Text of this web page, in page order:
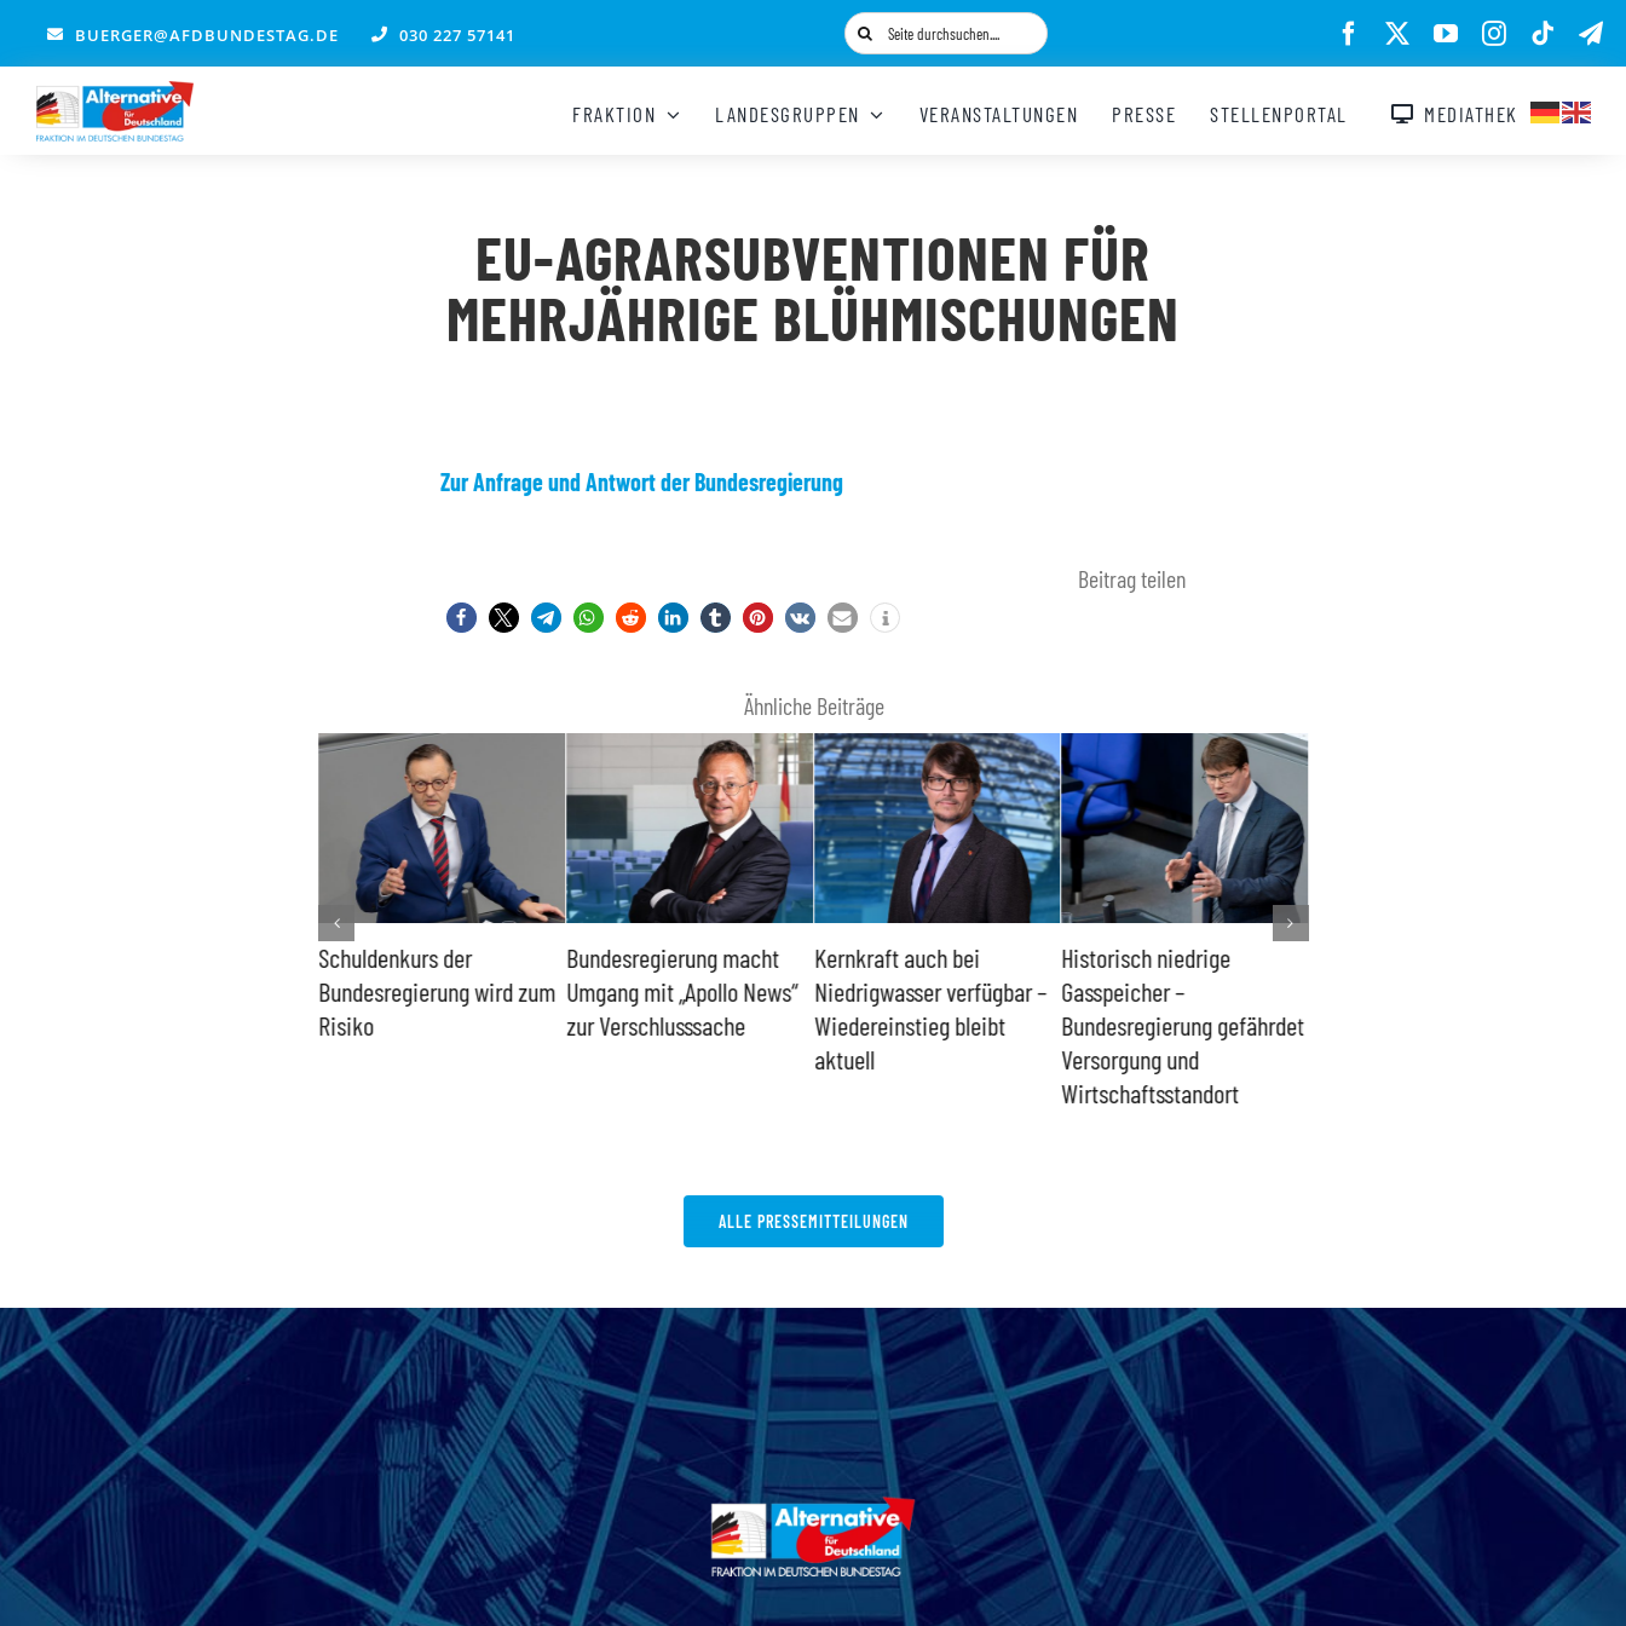
springen
BUERGER@AFDBUNDESTAG.DE 030 227 57141
Suche
nach:
FRAKTION LANDESGRUPPEN VERANSTALTUNGEN PRESSE STELLENPORTAL MEDIATHEK
EU-AGRARSUBVENTIONEN FÜR
MEHRJÄHRIGE BLÜHMISCHUNGEN
Zur Anfrage und Antwort der Bundesregierung
Beitrag teilen
Ähnliche Beiträge
Schuldenkurs der
Bundesregierung wird zum
Risiko
Bundesregierung macht
Umgang mit „Apollo News“
zur Verschlusssache
Kernkraft auch bei
Niedrigwasser verfügbar –
Wiedereinstieg bleibt
aktuell
Historisch niedrige
Gasspeicher –
Bundesregierung gefährdet
Versorgung und
Wirtschaftsstandort
ALLE PRESSEMITTEILUNGEN